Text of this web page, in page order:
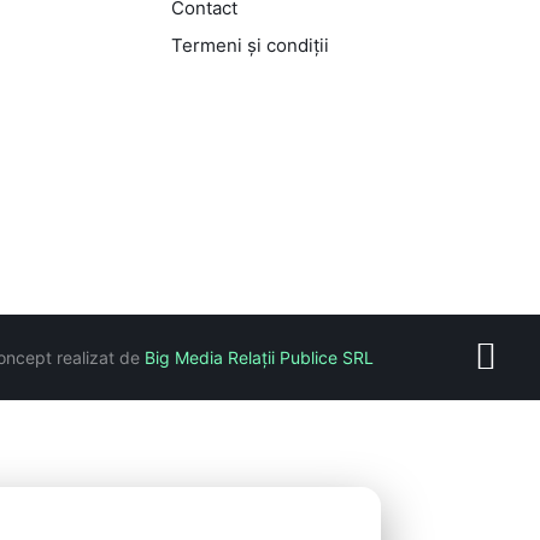
Contact
Termeni și condiții
realizat de Big Media Relații Publice SRL